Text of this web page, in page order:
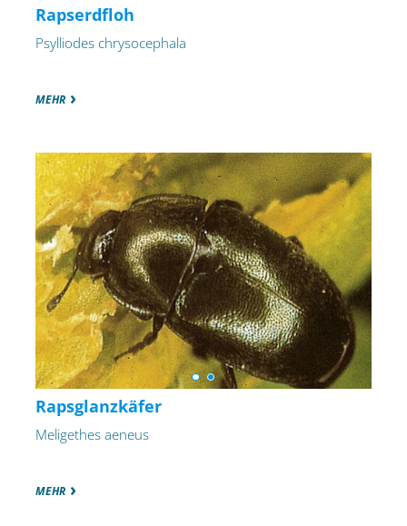
Rapserdfloh
Psylliodes chrysocephala
MEHR
Rapsglanzkäfer
Meligethes aeneus
MEHR